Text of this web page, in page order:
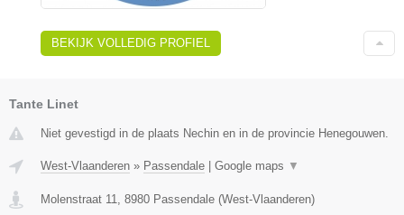
BEKIJK VOLLEDIG PROFIEL
Tante Linet
Niet gevestigd in de plaats Nechin en in de provincie Henegouwen.
West-Vlaanderen » Passendale Google maps ▼
Molenstraat 11 8980 Passendale (West-Vlaanderen)